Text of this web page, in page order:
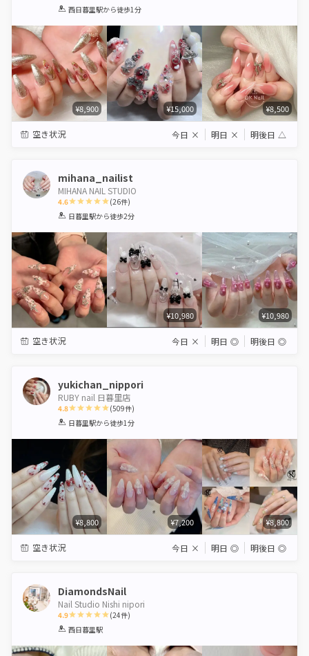
1 2 3 4 5
西日暮里駅から徒歩1分
¥8,900 ¥15,000 ¥8,500
空き状況 今日 × 明日 × 明後日 △
mihana_nailist
MIHANA NAIL STUDIO
4.6
1 2 3 4 5
(26件)
日暮里駅から徒歩2分
¥10,980 ¥10,980
空き状況 今日 × 明日 ◎ 明後日 ◎
yukichan_nippori
RUBY nail 日暮里店
4.8
1 2 3 4 5
(509件)
日暮里駅から徒歩1分
¥8,800 ¥7,200 ¥8,800
空き状況 今日 × 明日 ◎ 明後日 ◎
DiamondsNail
Nail Studio Nishi nipori
4.9
1 2 3 4 5
(24件)
西日暮里駅